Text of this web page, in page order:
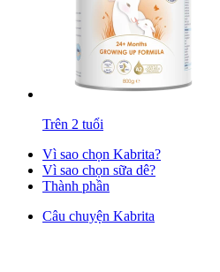
Trên 2 tuổi
Vì sao chọn Kabrita?
Vì sao chọn sữa dê?
Thành phần
Câu chuyện Kabrita